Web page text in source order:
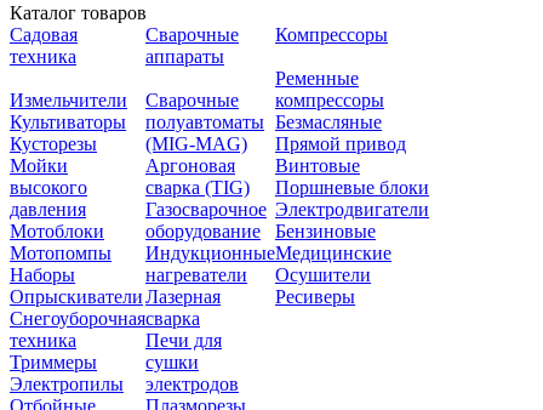
Каталог товаров
Садовая
техника
Измельчители
Культиваторы
Кусторезы
Мойки
высокого
давления
Мотоблоки
Мотопомпы
Наборы
Опрыскиватели
Снегоуборочная
техника
Триммеры
Электропилы
Отбойные
Сварочные
аппараты
Сварочные
полуавтоматы
(MIG-MAG)
Аргоновая
сварка (TIG)
Газосварочное
оборудование
Индукционные
нагреватели
Лазерная
сварка
Печи для
сушки
электродов
Плазморезы
Компрессоры
Ременные
компрессоры
Безмасляные
Прямой привод
Винтовые
Поршневые блоки
Электродвигатели
Бензиновые
Медицинские
Осушители
Ресиверы